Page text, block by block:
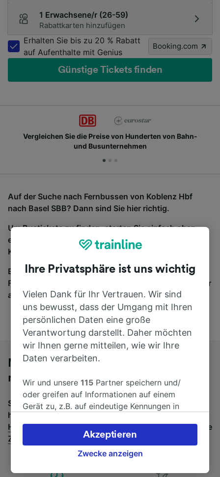
1 Erwachsene/r (26-59)
Rabattkarten hinzufügen
Erhalten Sie bis zu 20 % Rabatt
auf Aufenthalte mit Genius
Booking.com
Günstige Tickets finden
Vergleichen Sie die Preise von Hunderten von Bahn-
und Busunternehmen
Auf der Suche nach Fernbussen von Koblenz Hbf
nach Basel SBB? Dann sind Sie hier richtig.
Um Bustickets zu finden, starten Sie einfach oben
eine Suche und wir vergleichen Fahrtzeiten und
Kosten für Bahn- und Busreisen miteinander.
Egal, wohin die Reise geht – starten Sie mit uns.
Finden Sie hier Fahrkarten für Verbindungen von mehr
als 170 Bahn- und Busunternehmen.
Mit dem Fernbus von Koblenz Hbf
nach Basel SBB
Suchen Sie nach einem Rückfahrtticket? Dann bitte
hier entlang:Fernbusse von Basel SBB nach Koblenz
Hbf
.Wenn Sie lieber mit dem Zug fahren, prüfen Sie die
Züge von Koblenz Hbf bis Basel SBB
Ihre Privatsphäre ist uns wichtig
Vielen Dank für Ihr Vertrauen. Wir sind
uns bewusst, dass der Umgang mit Ihren
persönlichen Daten eine große
Verantwortung darstellt. Daher möchten
wir Ihnen gerne mitteilen, wie wir Ihre
Daten verarbeiten.
Wir und unsere115 Partner speichern und/
oder greifen auf Informationen auf einem
Gerät zu, z.B. auf eindeutige Kennungen in
verarbeiten. Sie können Ihre Präferenzen
akzeptieren oder verwalten, einschließlich
Ihres Widerspruchsrechts bei berechtigtem
Zwecke anzeigen
Akzeptieren